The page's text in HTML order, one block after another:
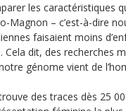
les caractéristiques
Magnon – c’est-à-dire
faisaient moins
dit, des recherches
génome vient de
des traces dès 25